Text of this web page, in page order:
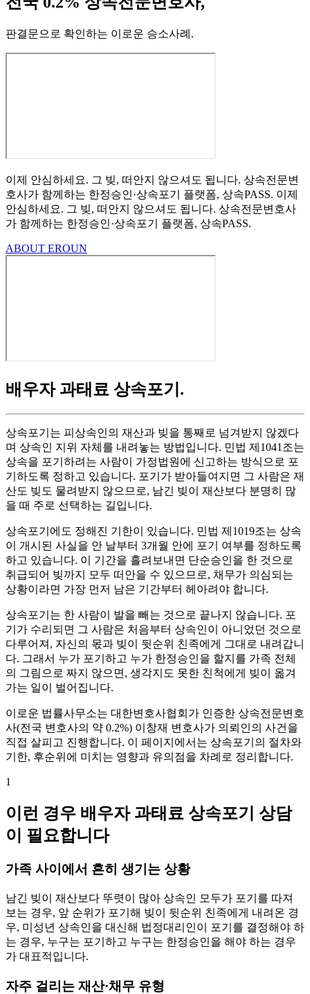
판결문으로 확인하는 이로운 승소사례 .
이제 안심하세요. 그 빚, 떠안지 않으셔도 됩니다. 상속전문변
호사가 함께하는 한정승인·상속포기 플랫폼, 상속PASS. 이제
안심하세요. 그 빚, 떠안지 않으셔도 됩니다. 상속전문변호사
가 함께하는 한정승인·상속포기 플랫폼, 상속PASS.
ABOUT EROUN
배우자 과태료 상속포기 .
상속포기는 피상속인의 재산과 빚을 통째로 넘겨받지 않겠다
며 상속인 지위 자체를 내려놓는 방법입니다. 민법 제1041조는
상속을 포기하려는 사람이 가정법원에 신고하는 방식으로 포
기하도록 정하고 있습니다. 포기가 받아들여지면 그 사람은 재
산도 빚도 물려받지 않으므로, 남긴 빚이 재산보다 분명히 많
을 때 주로 선택하는 길입니다.
상속포기에도 정해진 기한이 있습니다. 민법 제1019조는 상속
이 개시된 사실을 안 날부터 3개월 안에 포기 여부를 정하도록
하고 있습니다. 이 기간을 흘려보내면 단순승인을 한 것으로
취급되어 빚까지 모두 떠안을 수 있으므로, 채무가 의심되는
상황이라면 가장 먼저 남은 기간부터 헤아려야 합니다.
상속포기는 한 사람이 발을 빼는 것으로 끝나지 않습니다. 포
기가 수리되면 그 사람은 처음부터 상속인이 아니었던 것으로
다루어져, 자신의 몫과 빚이 뒷순위 친족에게 그대로 내려갑니
다. 그래서 누가 포기하고 누가 한정승인을 할지를 가족 전체
의 그림으로 짜지 않으면, 생각지도 못한 친척에게 빚이 옮겨
가는 일이 벌어집니다.
이로운 법률사무소는 대한변호사협회가 인증한 상속전문변호
사(전국 변호사의 약 0.2%) 이창재 변호사가 의뢰인의 사건을
직접 살피고 진행합니다. 이 페이지에서는 상속포기의 절차와
기한, 후순위에 미치는 영향과 유의점을 차례로 정리합니다.
1
이런 경우 배우자 과태료 상속포기 상담
이 필요합니다
가족 사이에서 흔히 생기는 상황
남긴 빚이 재산보다 뚜렷이 많아 상속인 모두가 포기를 따져
보는 경우, 앞 순위가 포기해 빚이 뒷순위 친족에게 내려온 경
우, 미성년 상속인을 대신해 법정대리인이 포기를 결정해야 하
는 경우, 누구는 포기하고 누구는 한정승인을 해야 하는 경우
가 대표적입니다.
자주 걸리는 재산·채무 유형